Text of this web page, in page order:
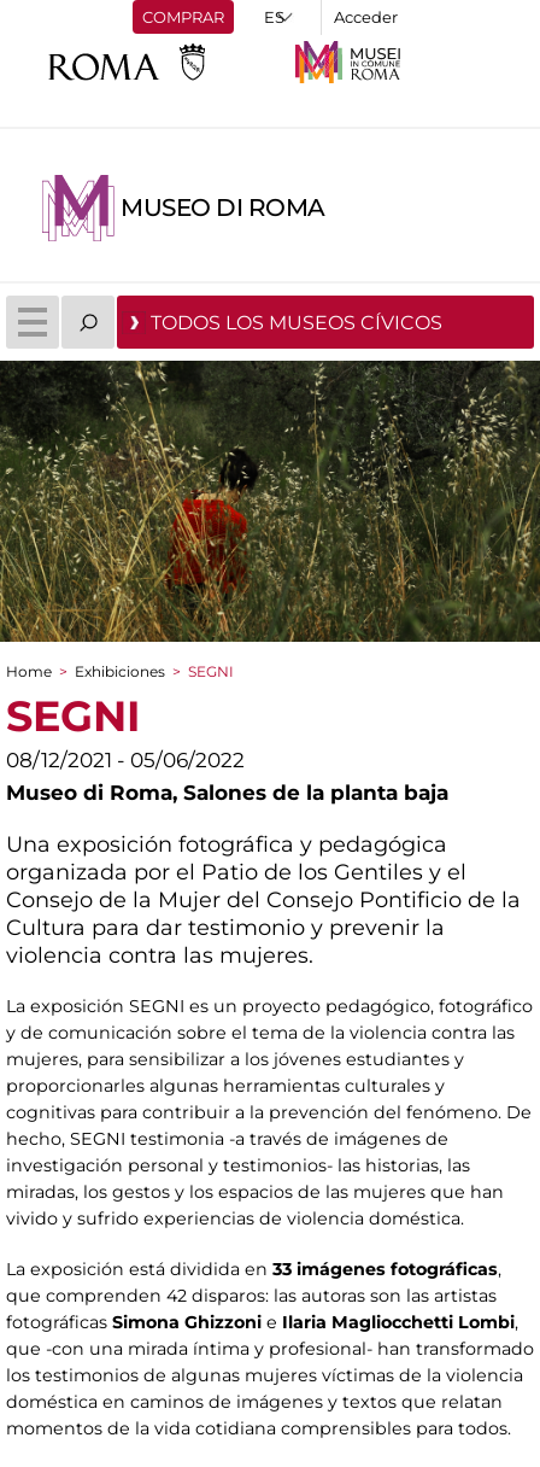
COMPRAR Acceder
MUSEO DI ROMA
TODOS LOS MUSEOS CÍVICOS
You are here
Home > Exhibiciones > SEGNI
SEGNI
08/12/2021 - 05/06/2022
Museo di Roma, Salones de la planta baja
Una exposición fotográfica y pedagógica
organizada por el Patio de los Gentiles y el
Consejo de la Mujer del Consejo Pontificio de la
Cultura para dar testimonio y prevenir la
violencia contra las mujeres.
La exposición SEGNI es un proyecto pedagógico, fotográfico
y de comunicación sobre el tema de la violencia contra las
mujeres, para sensibilizar a los jóvenes estudiantes y
proporcionarles algunas herramientas culturales y
cognitivas para contribuir a la prevención del fenómeno. De
hecho, SEGNI testimonia -a través de imágenes de
investigación personal y testimonios- las historias, las
miradas, los gestos y los espacios de las mujeres que han
vivido y sufrido experiencias de violencia doméstica.
La exposición está dividida en 33 imágenes fotográficas,
que comprenden 42 disparos: las autoras son las artistas
fotográficas Simona Ghizzoni e Ilaria Magliocchetti Lombi,
que -con una mirada íntima y profesional- han transformado
los testimonios de algunas mujeres víctimas de la violencia
doméstica en caminos de imágenes y textos que relatan
momentos de la vida cotidiana comprensibles para todos.